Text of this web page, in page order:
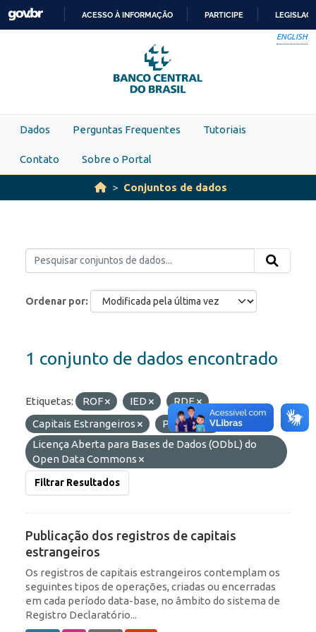
Skip to main content
PARA
O
CONTEÚDO
ACESSO À INFORMAÇÃO PARTICIPE
ENGLISH
Dados Perguntas Frequentes Tutoriais
Contato Sobre o Portal
Conjuntos de dados
Ordenar por
1 conjunto de dados encontrado
Etiquetas: ROF IED
RDE
Capitais Estrangeiros
Portfólio
Licenças:
Licença Aberta para Bases de Dados (ODbL) do
Open Data Commons
Filtrar Resultados
Publicação dos registros de capitais
estrangeiros
Os registros de capitais estrangeiros contemplam os
seguintes tipos de operações, criadas ou encerradas
em cada período data-base, no âmbito do sistema de
Registro Declaratório...